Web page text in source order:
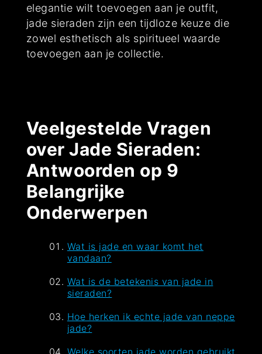
elegantie wilt toevoegen aan je outfit,
jade sieraden zijn een tijdloze keuze die
zowel esthetisch als spiritueel waarde
toevoegen aan je collectie.
Veelgestelde Vragen
over Jade Sieraden:
Antwoorden op 9
Belangrijke
Onderwerpen
Wat is jade en waar komt het
vandaan?
Wat is de betekenis van jade in
sieraden?
Hoe herken ik echte jade van neppe
jade?